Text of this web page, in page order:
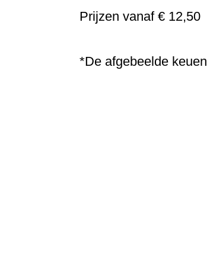
Prijzen vanaf € 12,50
*De afgebeelde